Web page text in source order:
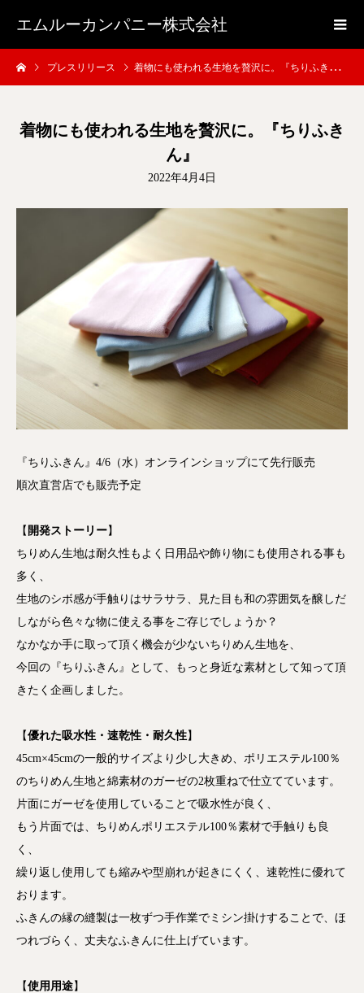
エムルーカンパニー株式会社
プレスリリース 着物にも使われる生地を贅沢に。『ちりふきん』
着物にも使われる生地を贅沢に。『ちりふき
ん』
2022年4月4日
『ちりふきん』4/6（水）オンラインショップにて先行販売
順次直営店でも販売予定
【 開発ストーリー】
ちりめん生地は耐久性もよく日用品や飾り物にも使用される事も
多く、
生地のシボ感が手触りはサラサラ、見た目も和の雰囲気を醸しだ
しながら色々な物に使える事をご存じでしょうか？
なかなか手に取って頂く機会が少ないちりめん生地を、
今回の『ちりふきん』として、もっと身近な素材として知って頂
きたく企画しました。
【優れた吸水性・速乾性・耐久性】
45cm×45cmの一般的サイズより少し大きめ、ポリエステル100％
のちりめん生地と綿素材のガーゼの2枚重ねで仕立てています。
片面にガーゼを使用していることで吸水性が良く、
もう片面では、ちりめんポリエステル100％素材で手触りも良
く、
繰り返し使用しても縮みや型崩れが起きにくく、速乾性に優れて
おります。
ふきんの縁の縫製は一枚ずつ手作業でミシン掛けすることで、ほ
つれづらく、丈夫なふきんに仕上げています。
【使用用途】